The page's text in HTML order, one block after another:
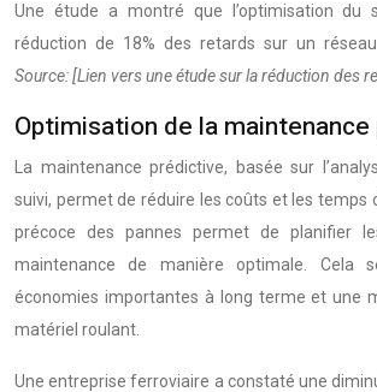
Une étude a montré que l’optimisation du
réduction de 18% des retards sur un
Source: [Lien vers une étude sur la réduction des
Optimisation de la
La maintenance prédictive, basée sur
suivi, permet de réduire les coûts et les temps
précoce des pannes permet de planifier
maintenance de manière optimale. Cela
économies importantes à long terme et une
matériel roulant.
Une entreprise ferroviaire a constaté une